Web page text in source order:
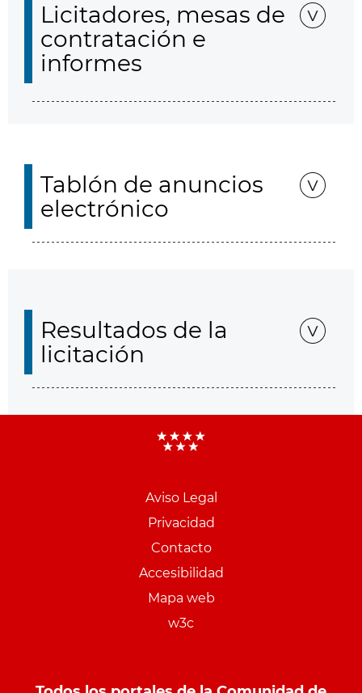
Licitadores, mesas de
contratación e
informes
Tablón de anuncios
electrónico
Resultados de la
licitación
Aviso Legal
Privacidad
Contacto
Accesibilidad
Mapa web
w3c